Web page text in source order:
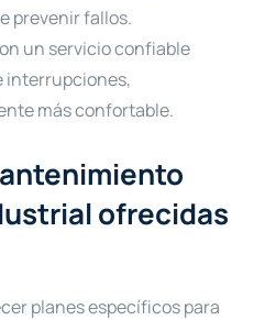
prevenir fallos.
un servicio confiable
interrupciones,
más confortable.
ofrecidas
planes específicos para